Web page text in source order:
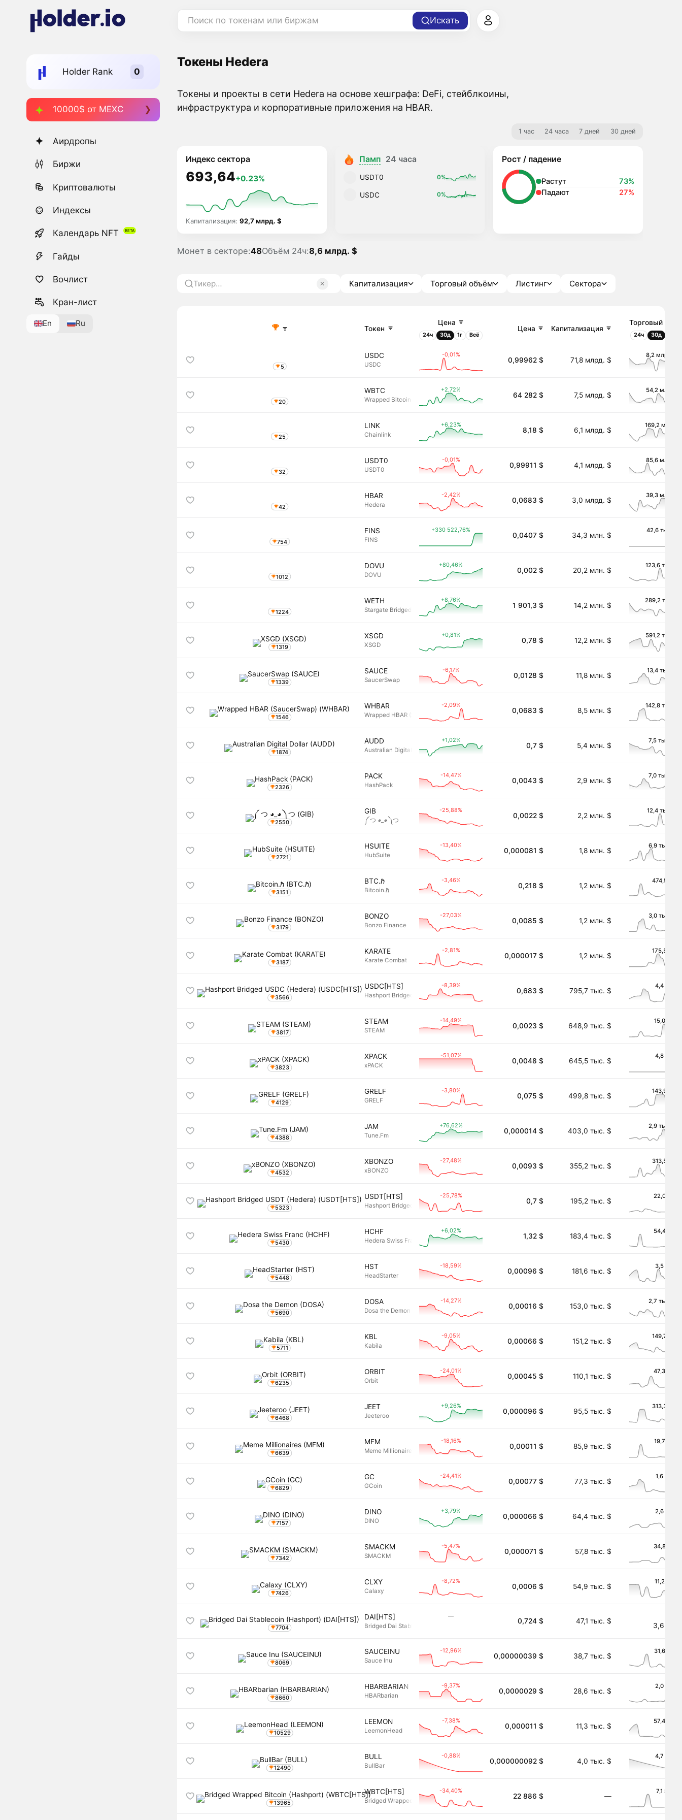
Поиск по токенам или биржам Искать
Holder Rank
10000$ от MEXC
Аирдропы
Биржи
Криптовалюты
Индексы
Календарь NFT
Гайды
Вочлист
Кран-лист
En Ru
Токены Hedera
Токены и проекты в сети Hedera на основе хешграфа: DeFi, стейблкоины,
инфраструктура и корпоративные приложения на HBAR.
1 час 24 часа 7 дней 30 дней
Индекс сектора
693,64+0.23%
Капитализация: 92,7 млрд. $
Памп 24 часа
USDT0 0%
USDC 0%
Рост / падение
Растут
73%
Падают
27%
Монет в секторе:48Объём 24ч:8,6 млрд. $
Капитализация Торговый объём Листинг Сектора
Токен
Цена
24ч 30д 1г Всё
Цена Капитализация
Торговый
24ч 30д
5
USDC
USDC
-0,01%
0,99962 $ 71,8 млрд. $
8,2 млрд. $
20
WBTC
Wrapped Bitcoin
+2,72%
64 282 $ 7,5 млрд. $
54,2 млн. $
25
LINK
Chainlink
+6,23%
8,18 $ 6,1 млрд. $
169,2 млн. $
32
USDT0
USDT0
-0,01%
0,99911 $ 4,1 млрд. $
85,6 млн. $
42
HBAR
Hedera
-2,42%
0,0683 $ 3,0 млрд. $
39,3 млн. $
754
FINS
FINS
+330 522,76%
0,0407 $ 34,3 млн. $
42,6 тыс. $
1012
DOVU
DOVU
+80,46%
0,002 $ 20,2 млн. $
123,6 тыс. $
1224
WETH
Stargate Bridged WETH
+8,76%
1 901,3 $ 14,2 млн. $
289,2 тыс. $
1319
XSGD
XSGD
+0,81%
0,78 $ 12,2 млн. $
591,2 тыс. $
1339
SAUCE
SaucerSwap
-6,17%
0,0128 $ 11,8 млн. $
13,4 тыс. $
1546
WHBAR
Wrapped HBAR (SaucerSwap)
-2,09%
0,0683 $ 8,5 млн. $
142,8 тыс. $
1874
AUDD
Australian Digital Dollar
+1,02%
0,7 $ 5,4 млн. $
7,5 тыс. $
2326
PACK
HashPack
-14,47%
0,0043 $ 2,9 млн. $
7,0 тыс. $
2550
GIB
༼ つ ◕_◕ ༽つ
-25,88%
0,0022 $ 2,2 млн. $
12,4 тыс. $
2721
HSUITE
HubSuite
-13,40%
0,000081 $ 1,8 млн. $
6,9 тыс. $
3151
BTC.ℏ
Bitcoin.ℏ
-3,46%
0,218 $ 1,2 млн. $
474,5 $
3179
BONZO
Bonzo Finance
-27,03%
0,0085 $ 1,2 млн. $
3,0 тыс. $
3187
KARATE
Karate Combat
-2,81%
0,000017 $ 1,2 млн. $
175,5 $
3566
USDC[HTS]
Hashport Bridged USDC (Hedera)
-8,39%
0,683 $ 795,7 тыс. $
4,4 $
3817
STEAM
STEAM
-14,49%
0,0023 $ 648,9 тыс. $
15,0 $
3823
XPACK
xPACK
-51,07%
0,0048 $ 645,5 тыс. $
4,8 $
4129
GRELF
GRELF
-3,80%
0,075 $ 499,8 тыс. $
143,9 $
4388
JAM
Tune.Fm
+76,62%
0,000014 $ 403,0 тыс. $
2,9 тыс. $
4532
XBONZO
xBONZO
-27,48%
0,0093 $ 355,2 тыс. $
313,5 $
5323
USDT[HTS]
Hashport Bridged USDT (Hedera)
-25,78%
0,7 $ 195,2 тыс. $
22,0 $
5430
HCHF
Hedera Swiss Franc
+6,02%
1,32 $ 183,4 тыс. $
54,4 $
5448
HST
HeadStarter
-18,59%
0,00096 $ 181,6 тыс. $
3,5 $
5690
DOSA
Dosa the Demon
-14,27%
0,00016 $ 153,0 тыс. $
2,7 тыс. $
5711
KBL
Kabila
-9,05%
0,00066 $ 151,2 тыс. $
149,7 $
6235
ORBIT
Orbit
-24,01%
0,00045 $ 110,1 тыс. $
47,3 $
6468
JEET
Jeeteroo
+9,26%
0,000096 $ 95,5 тыс. $
313,3 $
6639
MFM
Meme Millionaires
-18,16%
0,00011 $ 85,9 тыс. $
19,7 $
6829
GC
GCoin
-24,41%
0,00077 $ 77,3 тыс. $
1,6 $
7157
DINO
DINO
+3,79%
0,000066 $ 64,4 тыс. $
2,6 $
7342
SMACKM
SMACKM
-5,47%
0,000071 $ 57,8 тыс. $
34,8 $
7426
CLXY
Calaxy
-8,72%
0,0006 $ 54,9 тыс. $
11,2 $
7704
DAI[HTS]
Bridged Dai Stablecoin (Hashport)
―
0,724 $ 47,1 тыс. $
3,6 $
8069
SAUCEINU
Sauce Inu
-12,96%
0,00000039 $ 38,7 тыс. $
31,6 $
8660
HBARBARIAN
HBARbarian
-9,37%
0,0000029 $ 28,6 тыс. $
2,0 $
10529
LEEMON
LeemonHead
-7,38%
0,000011 $ 11,3 тыс. $
57,4 $
12490
BULL
BullBar
-0,88%
0,000000092 $ 4,0 тыс. $
4,7 $
13965
WBTC[HTS]
Bridged Wrapped Bitcoin (Hashport)
-34,40%
22 886 $ ―
7,1 $